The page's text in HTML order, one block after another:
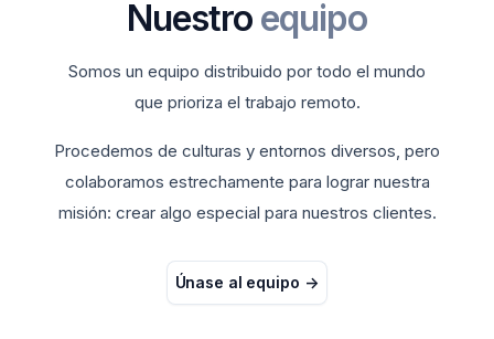
Nuestro equipo
Somos un equipo distribuido por todo el mundo
que prioriza el trabajo remoto.
Procedemos de culturas y entornos diversos, pero
colaboramos estrechamente para lograr nuestra
misión: crear algo especial para nuestros clientes.
Únase al equipo ->